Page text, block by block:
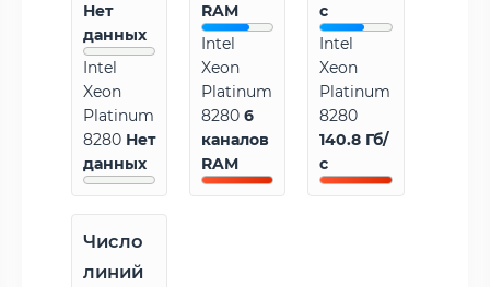
Нет
данных
Intel
Xeon
Platinum
8280 Нет
данных
RAM
Intel
Xeon
Platinum
82806
каналов
RAM
с
Intel
Xeon
Platinum
8280
140.8 Гб/
с
Число
линий